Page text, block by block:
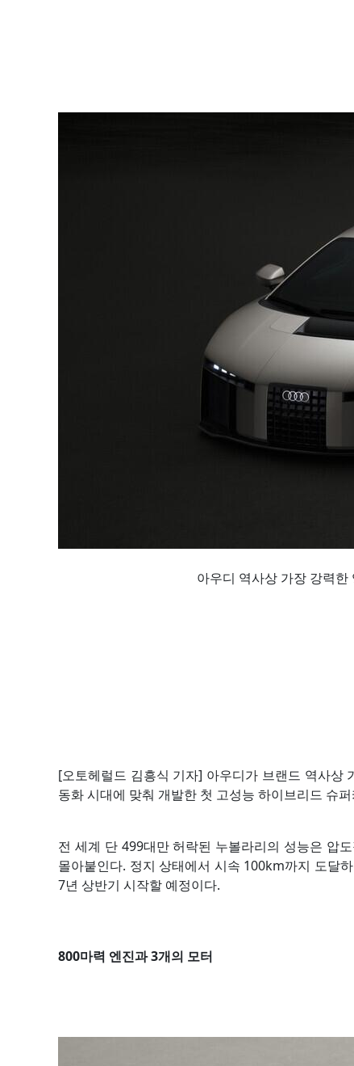
아우디 역사상 가장 강력
[오토헤럴드 김흥식 기자] 아우디가 브랜드 역사
동화 시대에 맞춰 개발한 첫 고성능 하이브리드 슈
전 세계 단 499대만 허락된 누볼라리의 성능은 압
몰아붙인다. 정지 상태에서 시속 100km까지 도달
7년 상반기 시작할 예정이다.
800마력 엔진과 3개의 모터